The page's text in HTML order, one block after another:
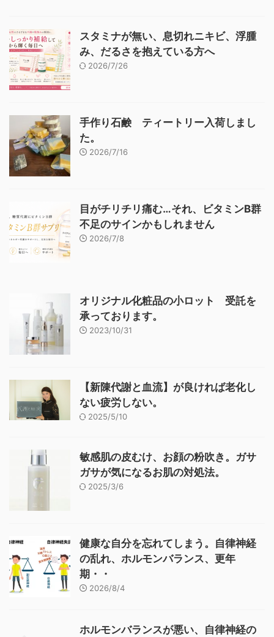
スタミナが無い、息切れニキビ、浮腫
み、だるさを抱えている方へ
2026/7/26
手作り石鹸 ティートリー入荷しまし
た。
2026/7/16
目がチリチリ痛む…それ、ビタミンB群
不足のサインかもしれません
2026/7/8
オリジナル化粧品の小ロット 受託を
承っております。
2023/10/31
【新陳代謝と血流】が良ければ老化し
ない疲労しない。
2025/5/10
敏感肌の皮むけ、お顔の粉吹き。ガサ
ガサが気になるお肌の対処法。
2025/3/6
健康な自分を忘れてしまう。自律神経
の乱れ、ホルモンバランス、更年
期・・
2026/8/4
ホルモンバランスが悪い、自律神経の